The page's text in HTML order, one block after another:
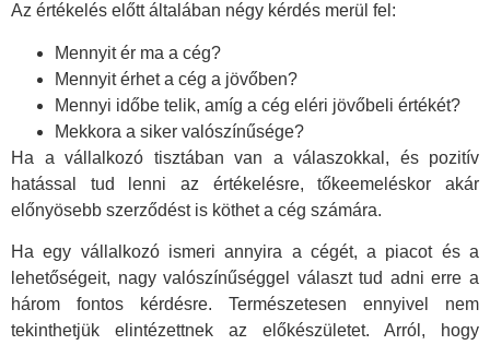
Az értékelés előtt általában négy kérdés merül fel:
Mennyit ér ma a cég?
Mennyit érhet a cég a jövőben?
Mennyi időbe telik, amíg a cég eléri jövőbeli értékét?
Mekkora a siker valószínűsége?
Ha a vállalkozó tisztában van a válaszokkal, és pozitív
hatással tud lenni az értékelésre, tőkeemeléskor akár
előnyösebb szerződést is köthet a cég számára.
Ha egy vállalkozó ismeri annyira a cégét, a piacot és a
lehetőségeit, nagy valószínűséggel választ tud adni erre a
három fontos kérdésre. Természetesen ennyivel nem
tekinthetjük elintézettnek az előkészületet. Arról, hogy